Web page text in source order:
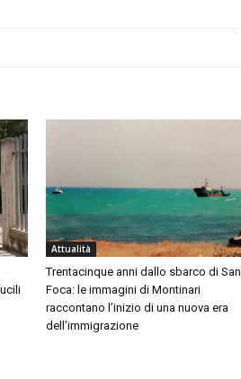
Attualità
Trentacinque anni dallo sbarco di San
Foca: le immagini di Montinari
raccontano l’inizio di una nuova era
dell’immigrazione